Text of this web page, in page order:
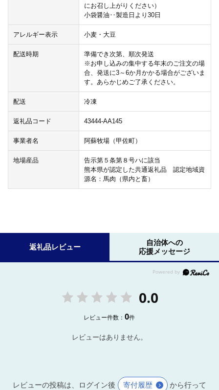
にお召し上がりください）
小袋醤油‥製造日より30日
アレルギー表示 小麦・大豆
配送時期
準備でき次第、順次発送
※お申し込みの集中する年末のご注文の場
合、発送に3～6か月かかる場合がございま
す。あらかじめご了承ください。
配送 冷凍
返礼品コード 43444-AA145
事業者名 阿蘇牧場（甲佐町）
地場産品
告示第５条第８号ハに該当
熊本県が認定した共通返礼品 認定地域資
源名：馬肉（県内と畜）
返礼品レビュー
自治体への
応援メッセージ
0.0
レビュー件数：0件
レビューはありません。
レビューの投稿は、ログイン後 寄付履歴
から行って